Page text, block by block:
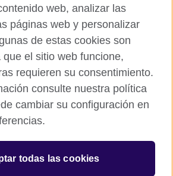
opportunities. A registered charity in
and Wales) SC037733
in Spain as “Delegación en España de la
web, analizar las
páginas web y personalizar
de estas cookies son
el sitio web funcione,
requieren su consentimiento.
consulte nuestra política
cambiar su configuración en
todas las cookies